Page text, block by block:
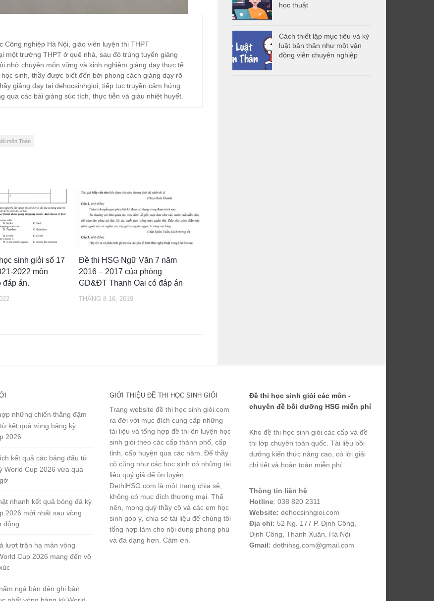
nghiệp Hà Nội, giáo viên luyện thi THPT
một trường THPT ở quê nhà, sau đó trúng tuyển giảng
nhờ chuyên môn vững và kinh nghiệm giảng dạy thực tế.
sinh, thầy được biết đến bởi phong cách giảng dạy rõ
giảng dạy tại dehocsinhgioi, tiếp tục truyền cảm hứng
qua các bài giảng súc tích, thực tiễn và giàu nhiệt huyết.
môn Toán
sinh giỏi số 17
2022 môn
đáp án.
Đề thi HSG Ngữ Văn 7 năm
2016 – 2017 của phòng
GD&ĐT Thanh Oai có đáp án
THÁNG 8 16, 2019
học thuật
Cách thiết lập mục tiêu và kỷ
luật bản thân như một vận
động viên chuyên nghiệp
những chiến thắng đậm
kết quả vòng bảng kỳ
2026
kết quả các bảng đấu tử
World Cup 2026 vừa qua
nhanh kết quả bóng đá kỳ
2026 mới nhất sau vòng
động
lượt trận hạ màn vòng
Cup 2026 mang đến vô
ngả bàn đèn ghi bàn
GIỚI THIỆU ĐỀ THI HỌC SINH GIỎI
Trang website đề thi học sinh giỏi.com
ra đời với mục đích cung cấp những
tài liệu và tổng hợp đề thi ôn luyện học
sinh giỏi theo các cấp thành phố, cấp
tỉnh, cấp huyện qua các năm. Để thầy
cô cũng như các học sinh có những tài
liệu quý giá để ôn luyện.
DethiHSG.com là một trang chia sẻ,
không có mục đích thương mại. Thế
nên, mong quý thầy cô và các em học
sinh góp ý, chia sẻ tài liệu để chúng tôi
tổng hợp làm cho nội dung phong phú
và đa dạng hơn. Cảm ơn.
Đề thi học sinh giỏi các môn -
chuyên đề bồi dưỡng HSG miễn phí
Kho đề thi học sinh giỏi các cấp và đề
thi lớp chuyên toàn quốc. Tài liệu bồi
dưỡng kiến thức nâng cao, có lời giải
chi tiết và hoàn toàn miễn phí.
Thông tin liên hệ
Hotline: 038 820 2311
Website: dehocsinhgioi.com
Địa chỉ: 52 Ng. 177 P. Định Công,
Định Công, Thanh Xuân, Hà Nội
Gmail: dethihsg.com@gmail.com